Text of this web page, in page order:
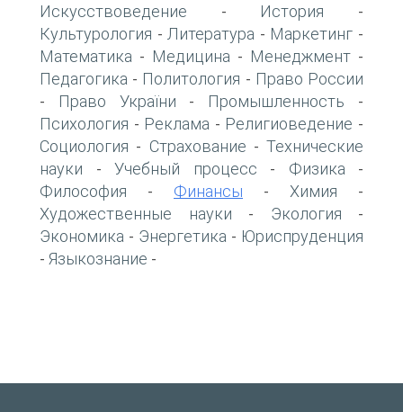
Искусствоведение - История -
Культурология - Литература - Маркетинг -
Математика - Медицина - Менеджмент -
Педагогика - Политология - Право России
- Право України - Промышленность -
Психология - Реклама - Религиоведение -
Социология - Страхование - Технические
науки - Учебный процесс - Физика -
Философия - Финансы - Химия -
Художественные науки - Экология -
Экономика - Энергетика - Юриспруденция
- Языкознание -